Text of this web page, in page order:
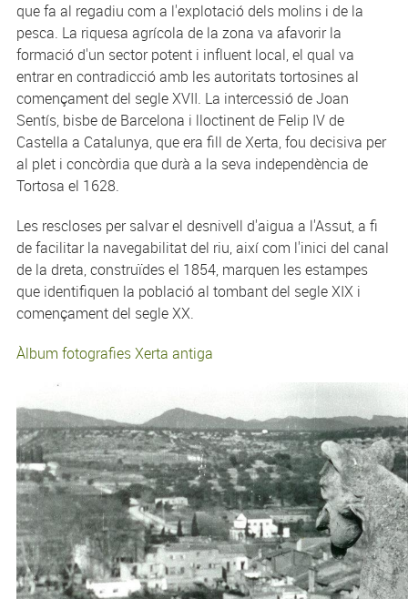
que fa al regadiu com a l'explotació dels molins i de la
pesca. La riquesa agrícola de la zona va afavorir la
formació d'un sector potent i influent local, el qual va
entrar en contradicció amb les autoritats tortosines al
començament del segle XVII. La intercessió de Joan
Sentís, bisbe de Barcelona i lloctinent de Felip IV de
Castella a Catalunya, que era fill de Xerta, fou decisiva per
al plet i concòrdia que durà a la seva independència de
Tortosa el 1628.
Les rescloses per salvar el desnivell d'aigua a l'Assut, a fi
de facilitar la navegabilitat del riu, així com l'inici del canal
de la dreta, construïdes el 1854, marquen les estampes
que identifiquen la població al tombant del segle XIX i
començament del segle XX.
Àlbum fotografies Xerta antiga